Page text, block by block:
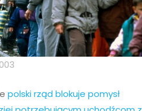
polski rząd blokuje pomysł